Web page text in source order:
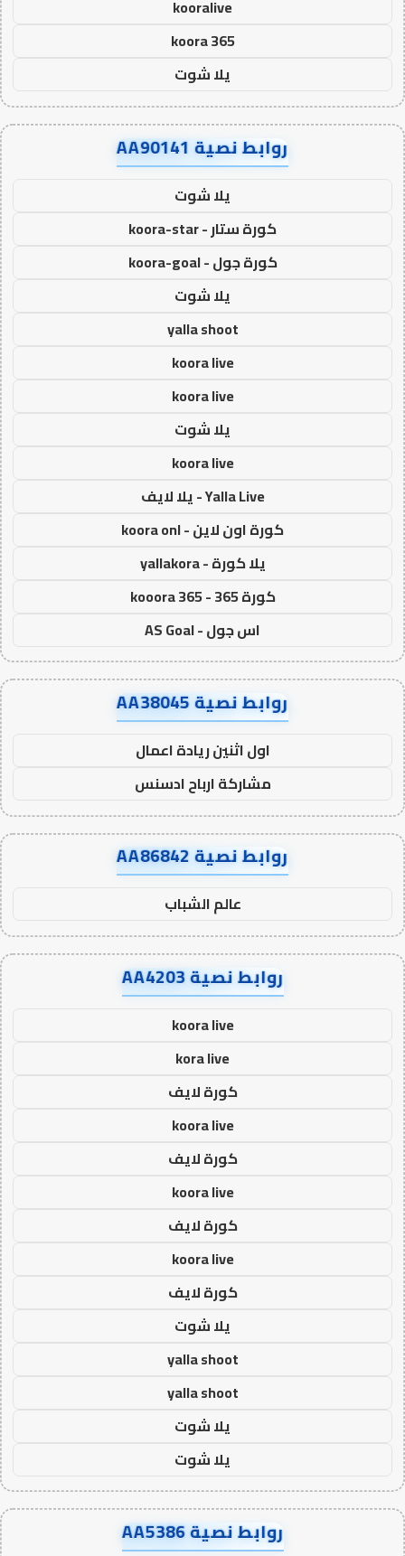
kooralive
koora 365
يلا شوت
روابط نصية AA90141
يلا شوت
كورة ستار - koora-star
كورة جول - koora-goal
يلا شوت
yalla shoot
koora live
koora live
يلا شوت
koora live
Yalla Live - يلا لايف
كورة اون لاين - koora onl
يلا كورة - yallakora
كورة 365 - kooora 365
اس جول - AS Goal
روابط نصية AA38045
اول اثنين ريادة اعمال
مشاركة ارباح ادسنس
روابط نصية AA86842
عالم الشباب
روابط نصية AA4203
koora live
kora live
كورة لايف
koora live
كورة لايف
koora live
كورة لايف
koora live
كورة لايف
يلا شوت
yalla shoot
yalla shoot
يلا شوت
يلا شوت
روابط نصية AA5386